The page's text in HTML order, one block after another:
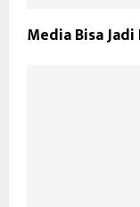
Media Bisa